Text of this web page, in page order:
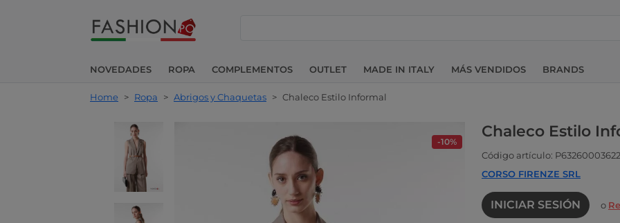
NOVEDADES ROPA COMPLEMENTOS OUTLET MADE IN ITALY MÁS VENDIDOS BRANDS
Home > Ropa > Abrigos y Chaquetas > Chaleco Estilo Informal
-10%
Chaleco Estilo
Código artículo: P63260003622
CORSO FIRENZE SRL
INICIAR SESIÓN o